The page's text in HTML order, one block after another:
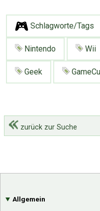
Schlagworte/Tags
Nintendo Wii
Geek
zurück zur Suche
Allgemein